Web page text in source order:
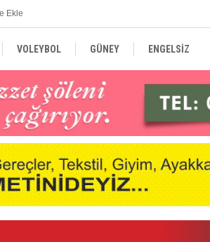
Ekle
VOLEYBOL GÜNEY ENGELSİZ